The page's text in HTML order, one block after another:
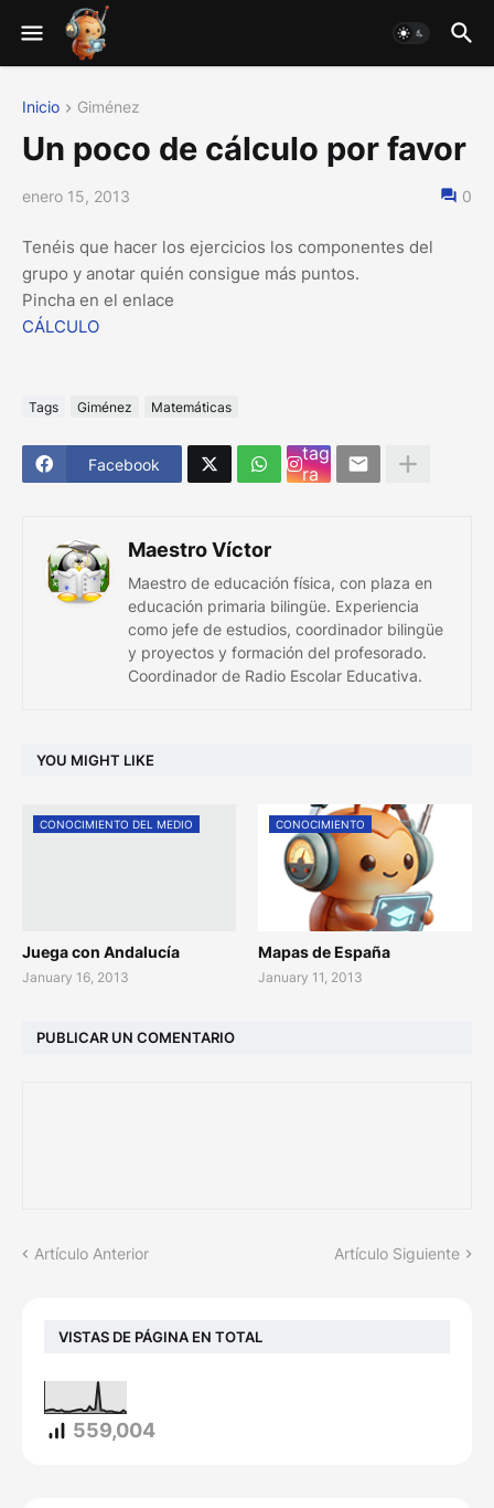
Inicio Giménez
Un poco de cálculo por favor
enero 15, 2013 0
Tenéis que hacer los ejercicios los componentes del
grupo y anotar quién consigue más puntos.
Pincha en el enlace
CÁLCULO
Tags Giménez Matemáticas
Facebook
tag
ra
Maestro Víctor
Maestro de educación física, con plaza en
educación primaria bilingüe. Experiencia
como jefe de estudios, coordinador bilingüe
y proyectos y formación del profesorado.
Coordinador de Radio Escolar Educativa.
YOU MIGHT LIKE
CONOCIMIENTO DEL MEDIO
Juega con Andalucía
January 16, 2013
CONOCIMIENTO
Mapas de España
January 11, 2013
PUBLICAR UN COMENTARIO
Artículo Anterior Artículo Siguiente
VISTAS DE PÁGINA EN TOTAL
559,004